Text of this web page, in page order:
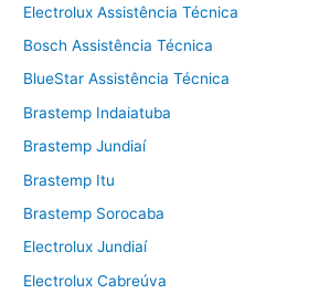
Electrolux Assistência Técnica
Bosch Assistência Técnica
BlueStar Assistência Técnica
Brastemp Indaiatuba
Brastemp Jundiaí
Brastemp Itu
Brastemp Sorocaba
Electrolux Jundiaí
Electrolux Cabreúva